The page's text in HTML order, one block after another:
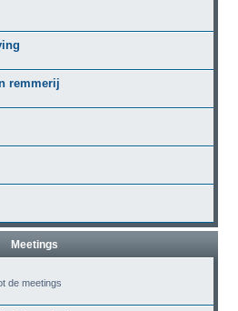
remmerij
Meetings
de meetings